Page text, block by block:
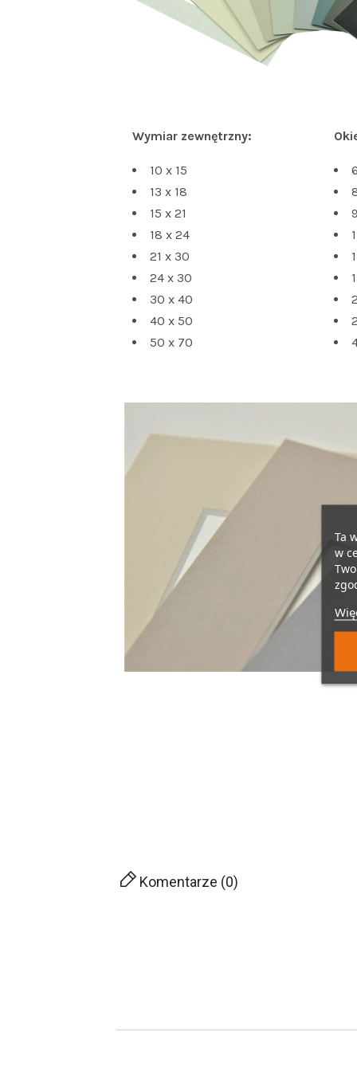
Wymiar zewnętrzny:
10 x 15
13 x 18
15 x 21
18 x 24
21 x 30
24 x 30
30 x 40
40 x 50
50 x 70
Komentarze (0)
Ta
w